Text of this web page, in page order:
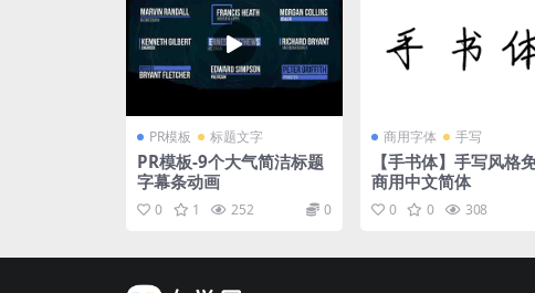
PR模板 标题文字
PR模板-9个大气简洁标题
字幕条动画
0 1 252 0
商用字体 手写
【手书体】手写风格
商用中文简体
0 0 308